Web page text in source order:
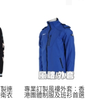
連
衣
專業訂製風褸外套：香
港團體制服及班衫首選